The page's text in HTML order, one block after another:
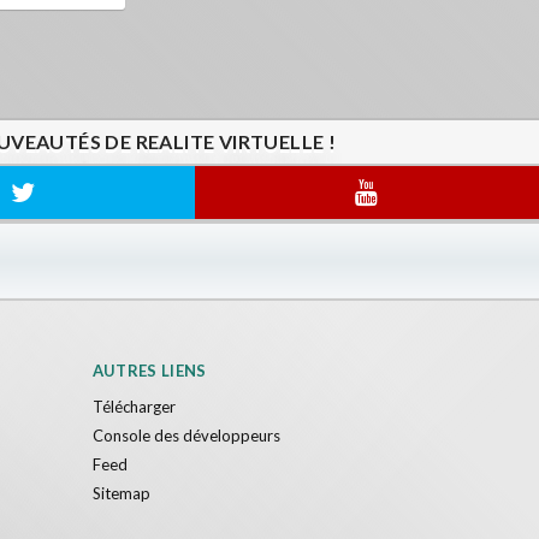
DE REALITE VIRTUELLE !
AUTRES LIENS
Télécharger
Console des développeurs
Feed
Sitemap